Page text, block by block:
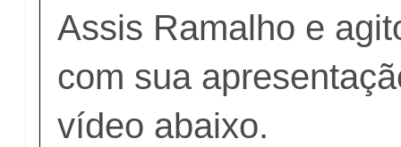
Assis Ramalho e
com sua
vídeo abaixo.